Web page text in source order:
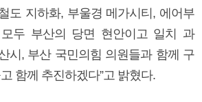
도 지하화, 부울경 메가시티, 에어부
두 부산의 당면 현안이고 일치 과
시, 부산 국민의힘 의원들과 함께 구
함께 추진하겠다”고 밝혔다.